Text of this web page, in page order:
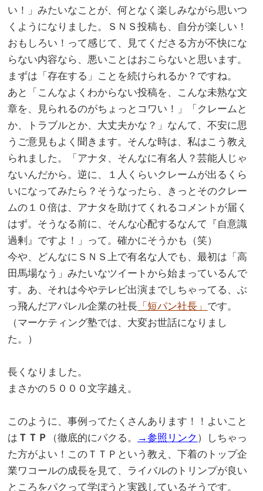
い！」みたいなことが、何となく楽しみながら思いつ
くようになりました。ＳＮＳ投稿も、自分が楽しい！
おもしろい！って感じて、見てくださる方が不快にな
らない内容なら、悪いことはおこらないと思います。
まずは「存在する」ことを続けられるか？ですね。
あと「こんなよくわからない投稿を、こんな未熟な文
章を、見られるのがちょっとコワい！」「クレームと
か、トラブルとか、大丈夫かな？」なんて、不安に思
うご意見もよく聞きます。そんな時は、私はこう教え
られました。「アナタ、そんなに有名人？芸能人じゃ
ないんだから。逆に、１人くらいクレームが出るくら
いになってみたら？そうなったら、きっとそのクレー
ムの１０倍は、アナタを助けてくれるコメントが届く
はず。そうなる前に、そんな心配するなんて『自意識
過剰』ですよ！」って。確かにそうかも（笑）
今や、どんなにＳＮＳ上で有名な人でも、最初は「高
田馬場なう」みたいなツイートから始まっているんで
す。あ、それは今やテレビ出演までしちゃってる、ぶ
っ飛んだアパレル企業の社長 「短パン社長」 です。
（マーケティング塾では、大変お世話になりまし
た。）
長くなりました。
まさかの５０００文字越え。
このように、事例ってたくさんあります！！よいこと
は ＴＴＰ （徹底的にパクる。 →参照リンク ）しちゃっ
た方がよい！このＴＴＰという教え、下着のトップ企
業ワコールの成長を見て、ライバルのトリンプが良い
ところをパクって学ぼうと実践しているそうです。